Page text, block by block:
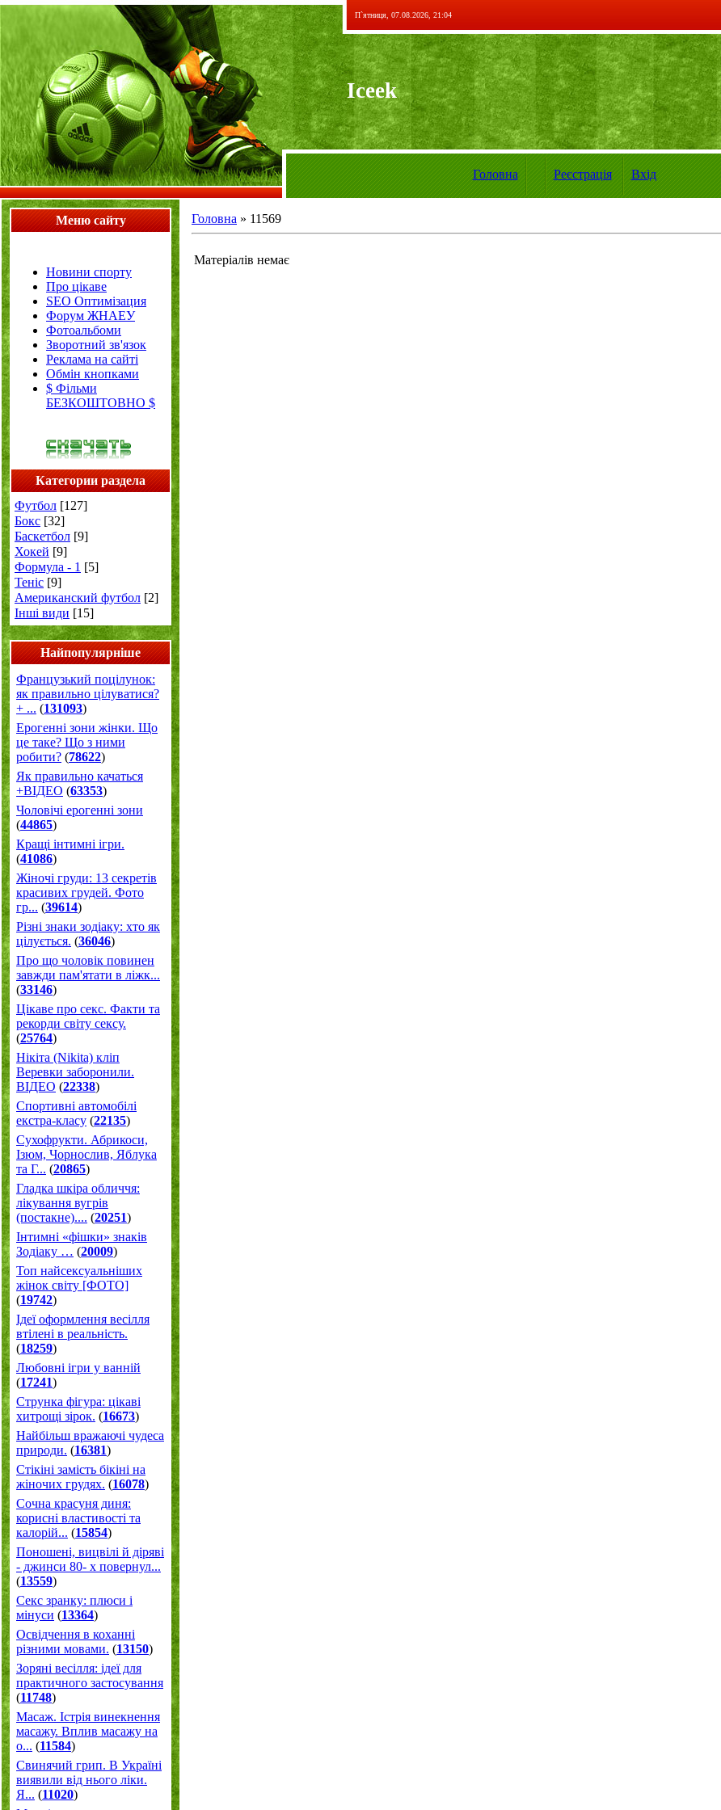
П`ятниця, 07.08.2026, 21:04
Iceek
Головна Реєстрація Вхід
Меню сайту
Новини спорту
Про цікаве
SEO Оптимізация
Форум ЖНАЕУ
Фотоальбоми
Зворотний зв'язок
Реклама на сайті
Обмін кнопками
$ Фільми
БЕЗКОШТОВНО $
Категории раздела
Футбол [127]
Бокс [32]
Баскетбол [9]
Хокей [9]
Формула - 1 [5]
Теніс [9]
Американский футбол [2]
Інші види [15]
Найпопулярніше
Французький поцілунок:
як правильно цілуватися?
+ ... (131093)
Ерогенні зони жінки. Що
це таке? Що з ними
робити? (78622)
Як правильно качаться
+ВІДЕО (63353)
Чоловічі ерогенні зони
(44865)
Кращі інтимні ігри.
(41086)
Жіночі груди: 13 секретів
красивих грудей. Фото
гр... (39614)
Різні знаки зодіаку: хто як
цілується. (36046)
Про що чоловік повинен
завжди пам'ятати в ліжк...
(33146)
Цікаве про секс. Факти та
рекорди світу сексу.
(25764)
Нікіта (Nikita) кліп
Веревки заборонили.
ВІДЕО (22338)
Спортивні автомобілі
екстра-класу (22135)
Cухофрукти. Абрикоси,
Ізюм, Чорнослив, Яблука
та Г... (20865)
Гладка шкіра обличчя:
лікування вугрів
(постакне).... (20251)
Інтимні «фішки» знаків
Зодіаку … (20009)
Топ найсексуальніших
жінок світу [ФОТО]
(19742)
Ідеї оформлення весілля
втілені в реальність.
(18259)
Любовні ігри у ванній
(17241)
Струнка фігура: цікаві
хитрощі зірок. (16673)
Найбільш вражаючі чудеса
природи. (16381)
Стікіні замість бікіні на
жіночих грудях. (16078)
Сочна красуня диня:
корисні властивості та
калорій... (15854)
Поношені, вицвілі й діряві
- джинси 80- х повернул...
(13559)
Секс зранку: плюси і
мінуси (13364)
Освідчення в коханні
різними мовами. (13150)
Зоряні весілля: ідеї для
практичного застосування
(11748)
Масаж. Істрія винекнення
масажу. Вплив масажу на
о... (11584)
Свинячий грип. В Україні
виявили від нього ліки.
Я... (11020)
Головна » 11569
Матеріалів немає